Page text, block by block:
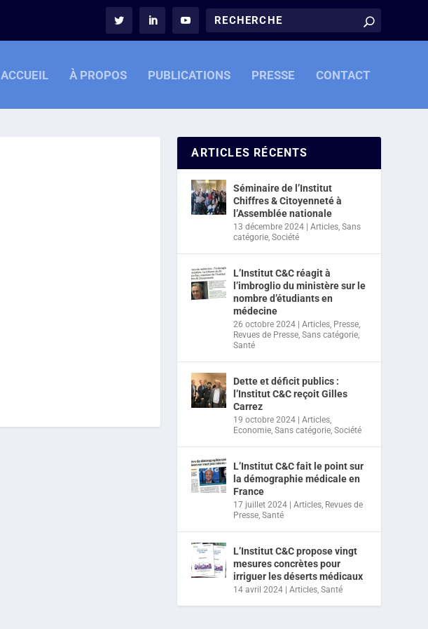
ACCUEIL À PROPOS PUBLICATIONS PRESSE CONTACT
ARTICLES RÉCENTS
Séminaire de l’Institut
Chiffres & Citoyenneté à
l’Assemblée nationale
13 décembre 2024 |Articles,Sans
catégorie,Société
L’Institut C&C réagit à
l’imbroglio du ministère sur le
nombre d’étudiants en
médecine
26 octobre 2024 |Articles, Presse,
Revues de Presse,Sans catégorie,
Santé
Dette et déficit publics :
l’Institut C&C reçoit Gilles
Carrez
19 octobre 2024 |Articles,
Economie,Sans catégorie,Société
L’Institut C&C fait le point sur
la démographie médicale en
France
17 juillet 2024 |Articles, Revues de
Presse,Santé
L’Institut C&C propose vingt
mesures concrètes pour
irriguer les déserts médicaux
14 avril 2024 |Articles,Santé